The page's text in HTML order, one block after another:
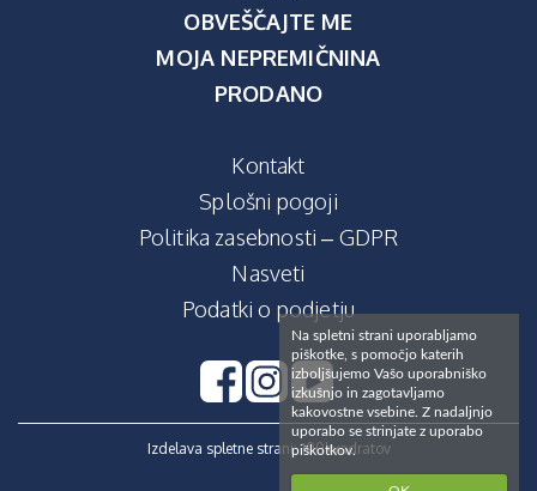
OBVEŠČAJTE ME
MOJA NEPREMIČNINA
PRODANO
Kontakt
Splošni pogoji
Politika zasebnosti – GDPR
Nasveti
Podatki o podjetju
Izdelava spletne strani:100kvadratov
Na spletni strani uporabljamo
piškotke, s pomočjo katerih
izboljšujemo Vašo uporabniško
izkušnjo in zagotavljamo
kakovostne vsebine. Z nadaljnjo
uporabo se strinjate z uporabo
piškotkov.